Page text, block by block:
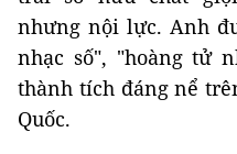
nhưng nội lực. Anh
nhạc số", "hoàng tử
thành tích đáng nể
Quốc.